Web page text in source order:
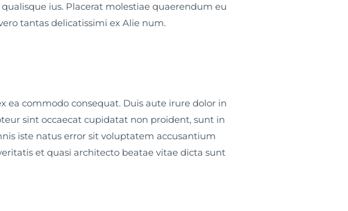
ius. Placerat molestiae quaerendum eu
tantas delicatissimi ex Alie num.
commodo consequat. Duis aute irure dolor in
sint occaecat cupidatat non proident, sunt in
iste natus error sit voluptatem accusantium
et quasi architecto beatae vitae dicta sunt